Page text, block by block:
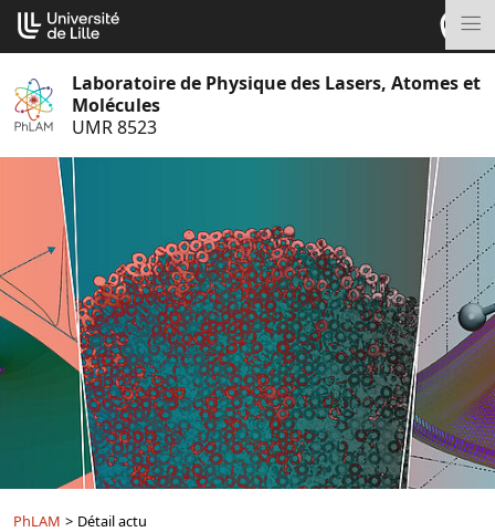
Aller
au
contenu
Laboratoire de Physique des Lasers, Atomes et
Molécules
UMR 8523
PhLAM > Détail actu
Cookies management panel